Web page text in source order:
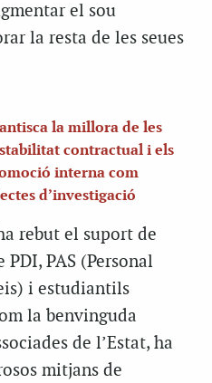
el sou
la resta de les seues
la millora de les
contractual i els
interna com
d’investigació
rebut el suport de
PAS (Personal
i estudiantils
la benvinguda
de l’Estat, ha
mitjans de